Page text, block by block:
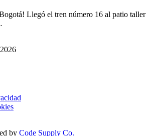
Llegó el tren número 16 al patio taller
by Code Supply Co.